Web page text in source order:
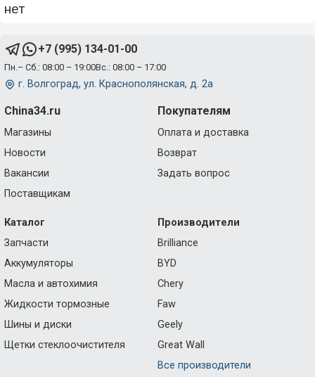
нет
+7 (995) 134-01-00
Пн.– Сб.: 08:00 – 19:00Вс.: 08:00 – 17:00
г. Волгоград, ул. Краснополянская, д. 2а
China34.ru
Магазины
Новости
Вакансии
Поставщикам
Покупателям
Оплата и доставка
Возврат
Задать вопрос
Каталог
Запчасти
Аккумуляторы
Масла и автохимия
Жидкости тормозные
Шины и диски
Щетки стеклоочистителя
Производители
Brilliance
BYD
Chery
Faw
Geely
Great Wall
Все производители